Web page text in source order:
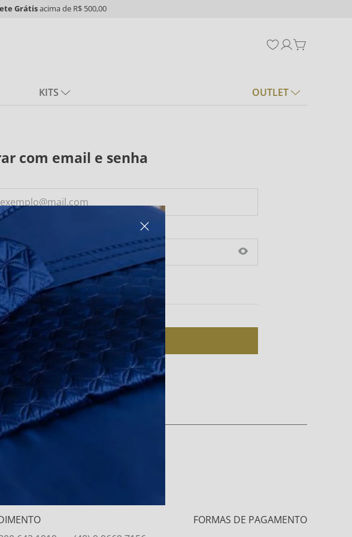
Grátisacima de R$ 500,00
KITS OUTLET
com email e senha
Entrar
Não tem uma conta? Cadastre-se
FORMAS DE PAGAMENTO